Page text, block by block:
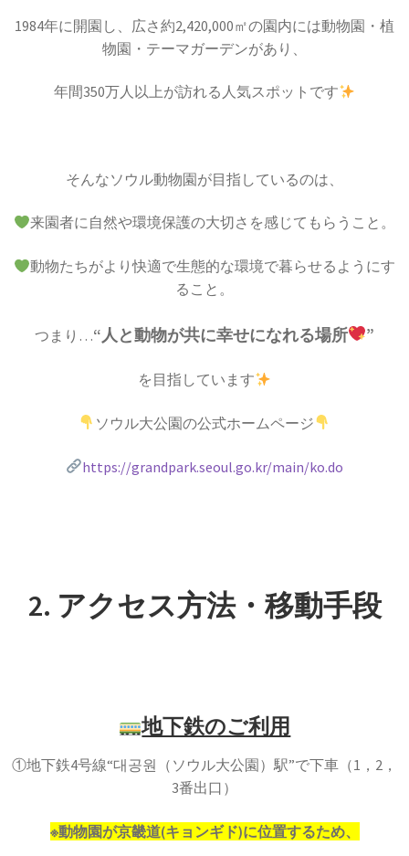
1984年に開園し、広さ約2,420,000㎡の園内には動物園・植
物園・テーマガーデンがあり、
年間350万人以上が訪れる人気スポットです
そんなソウル動物園が目指しているのは、
来園者に自然や環境保護の大切さを感じてもらうこと。
動物たちがより快適で生態的な環境で暮らせるようにす
ること。
つまり…“人と動物が共に幸せになれる場所 ”
を目指しています
ソウル大公園の公式ホームページ
https://grandpark.seoul.go.kr/main/ko.do
2. アクセス方法・移動手段
地下鉄のご利用
①地下鉄4号線“대공원（ソウル大公園）駅”で下車（1，2，
3番出口）
※動物園が京畿道(キョンギド)に位置するため、